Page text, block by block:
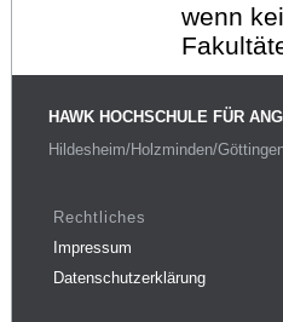
wenn
HAWK HOCHSCHULE FÜR
Hildesheim/Holzminden/
Rechtliches
Impressum
Datenschutzerklärung